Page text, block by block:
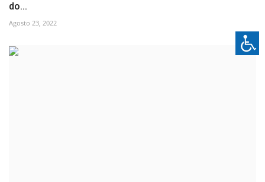
do...
Agosto 23, 2022